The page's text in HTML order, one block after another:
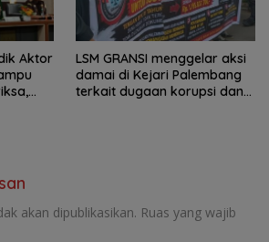
Aktor
LSM GRANSI menggelar aksi
damai di Kejari Palembang
terkait dugaan korupsi dana
akan dipublikasikan. Ruas yang wajib